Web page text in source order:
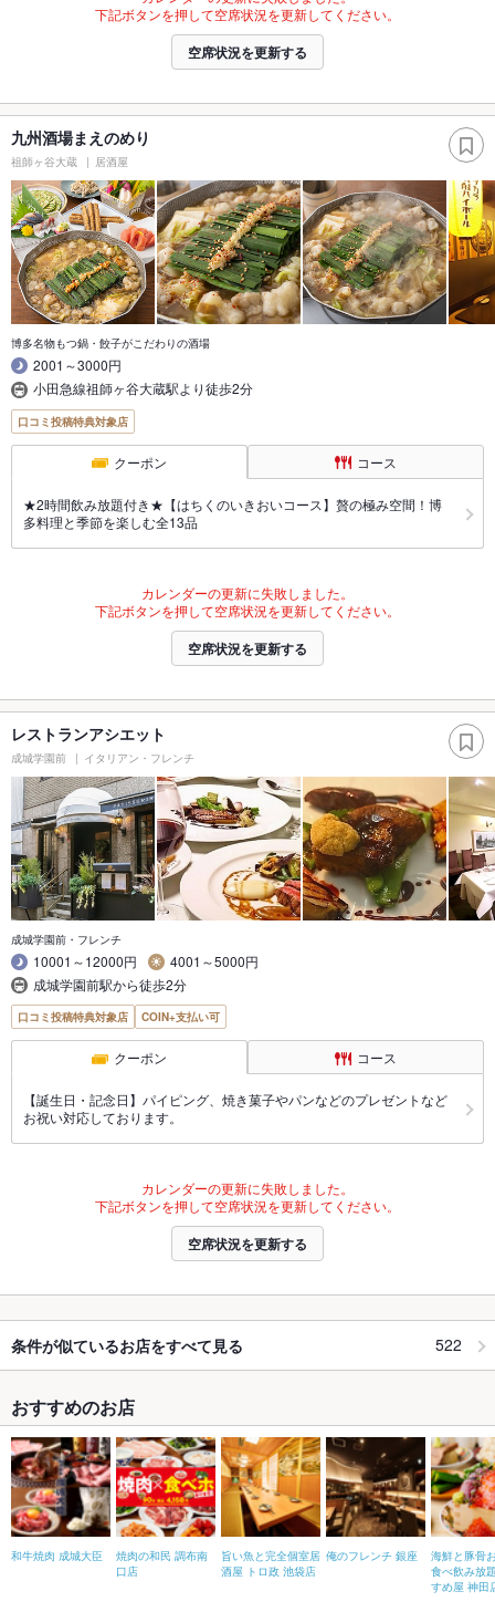
下記ボタンを押して空席状況を更新してください。
空席状況を更新する
九州酒場まえのめり
祖師ヶ谷大蔵 居酒屋
博多名物もつ鍋・餃子がこだわりの酒場
2001～3000円
小田急線祖師ヶ谷大蔵駅より徒歩2分
口コミ投稿特典対象店
クーポン コース
★2時間飲み放題付き★【はちくのいきおいコース】贅の極み空間！博
多料理と季節を楽しむ全13品
カレンダーの更新に失敗しました。
下記ボタンを押して空席状況を更新してください。
空席状況を更新する
レストランアシエット
成城学園前 イタリアン・フレンチ
成城学園前・フレンチ
10001～12000円
4001～5000円
成城学園前駅から徒歩2分
口コミ投稿特典対象店 COIN+支払い可
クーポン コース
【誕生日・記念日】パイピング、焼き菓子やパンなどのプレゼントなど
お祝い対応しております。
カレンダーの更新に失敗しました。
下記ボタンを押して空席状況を更新してください。
空席状況を更新する
条件が似ているお店をすべて見る 522
おすすめのお店
和牛焼肉 成城大臣
焼肉の和民 調布南
口店
旨い魚と完全個室居
酒屋 トロ政 池袋店
俺のフレンチ 銀座
海鮮と豚骨
食べ飲み放
すめ屋 神田